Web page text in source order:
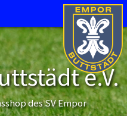
e.V.
des SV Empor